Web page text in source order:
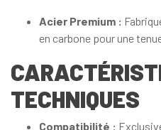
Acier Premium :
en carbone pour une
TECHNIQUES
Compatibilité :